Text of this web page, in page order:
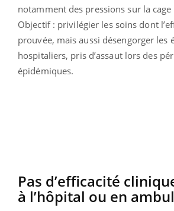
notamment des pressions sur la
Objectif : privilégier les soins dont
prouvée, mais aussi désengorger les
hospitaliers, pris d’assaut lors des
épidémiques.
Pas d’efficacité
à l’hôpital ou en